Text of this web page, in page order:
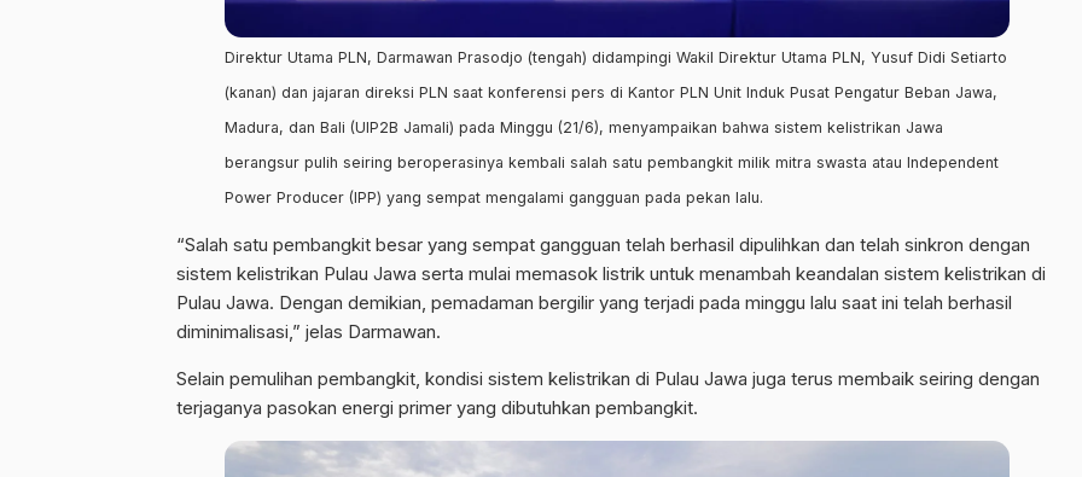
Direktur Utama PLN, Darmawan Prasodjo (tengah) didampingi Wakil Direktur Utama PLN, Yusuf Didi Setiarto
(kanan) dan jajaran direksi PLN saat konferensi pers di Kantor PLN Unit Induk Pusat Pengatur Beban Jawa,
Madura, dan Bali (UIP2B Jamali) pada Minggu (21/6), menyampaikan bahwa sistem kelistrikan Jawa
berangsur pulih seiring beroperasinya kembali salah satu pembangkit milik mitra swasta atau Independent
Power Producer (IPP) yang sempat mengalami gangguan pada pekan lalu.
“Salah satu pembangkit besar yang sempat gangguan telah berhasil dipulihkan dan telah sinkron dengan
sistem kelistrikan Pulau Jawa serta mulai memasok listrik untuk menambah keandalan sistem kelistrikan di
Pulau Jawa. Dengan demikian, pemadaman bergilir yang terjadi pada minggu lalu saat ini telah berhasil
diminimalisasi,” jelas Darmawan.
Selain pemulihan pembangkit, kondisi sistem kelistrikan di Pulau Jawa juga terus membaik seiring dengan
terjaganya pasokan energi primer yang dibutuhkan pembangkit.